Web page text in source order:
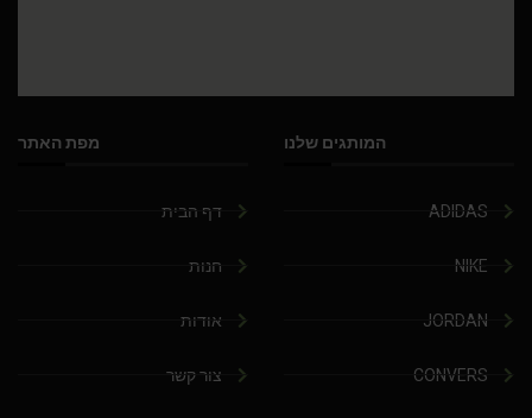
המותגים שלנו
ADIDAS
NIKE
JORDAN
CONVERS
מפת האתר
דף הבית
חנות
אודות
צור קשר